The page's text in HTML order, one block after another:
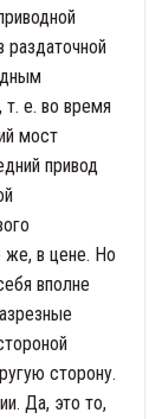
е. во время
мост
привод
же, в цене. Но
вполне
сторону.
Да, это то,